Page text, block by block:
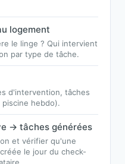
logement
le linge ? Qui intervient
par type de tâche.
d'intervention, tâches
hebdo).
→ tâches générées
et vérifier qu'une
le jour du check-